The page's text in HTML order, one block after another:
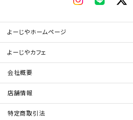
よーじやホームページ
よーじやカフェ
会社概要
店舗情報
特定商取引法